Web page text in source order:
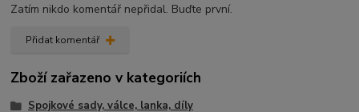
Zatím nikdo komentář nepřidal. Buďte první.
Přidat komentář
Zboží zařazeno v kategoriích
Spojkové sady, válce, lanka, díly